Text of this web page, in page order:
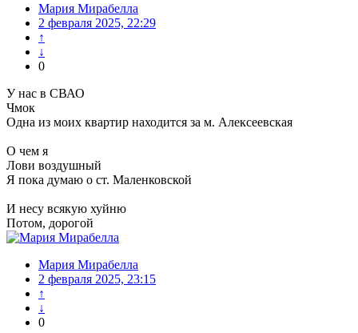
Мария Мирабелла
2 февраля 2025, 22:29
↑
↓
0
У нас в СВАО
Чмок
Одна из моих квартир находится за м. Алексеевская
О чем я
Лови воздушный
Я пока думаю о ст. Маленковской
И несу всякую хуйню
Потом, дорогой
Мария Мирабелла
2 февраля 2025, 23:15
↑
↓
0